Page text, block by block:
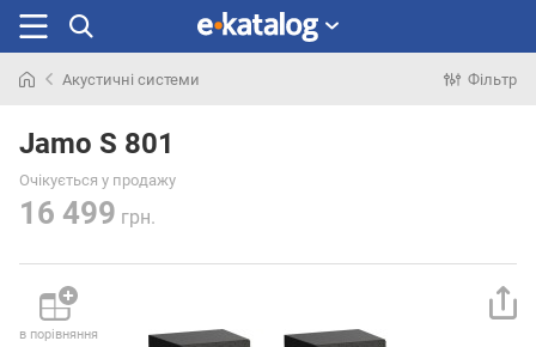
раніше
Акустичні системи Фільтр
Jamo S 801
Очікується у продажу
16 499 грн.
в порівняння